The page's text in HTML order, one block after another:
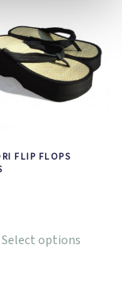
FLIP FLOPS
Select options